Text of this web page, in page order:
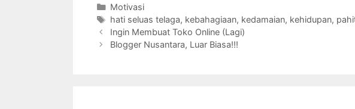
Categories
Motivasi
Tags
hati seluas telaga, kebahagiaan, kedamaian, kehidupan,
Ingin Membuat Toko Online (Lagi)
Blogger Nusantara, Luar Biasa!!!